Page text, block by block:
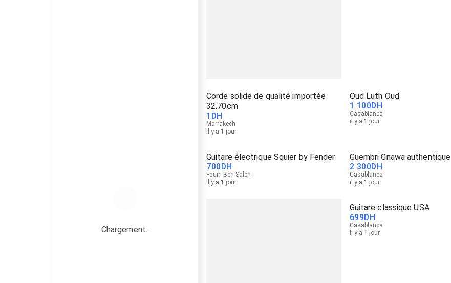
Chargement..
Corde solide de qualité importée
32.70cm
1 DH
Marrakech
il y a 1 jour
Oud Luth Oud
1 100DH
Casablanca
il y a 1 jour
Guitare électrique Squier by Fender
700DH
Fquih Ben Saleh
il y a 1 jour
Guembri Gnawa authentique
2 300DH
Casablanca
il y a 1 jour
Guitare classique USA
699DH
Casablanca
il y a 1 jour